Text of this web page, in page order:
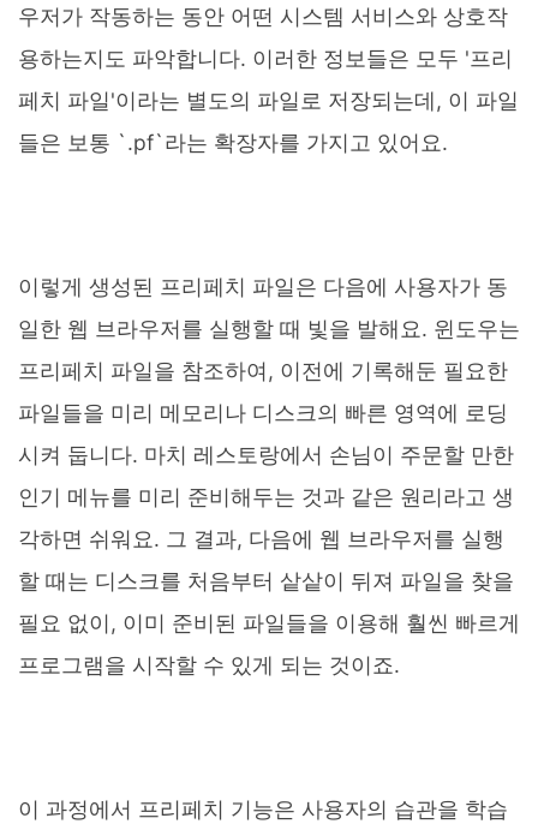
우저가 작동하는 동안 어떤 시스템 서비스와 상호작
용하는지도 파악합니다. 이러한 정보들은 모두 '프리
페치 파일'이라는 별도의 파일로 저장되는데, 이 파일
들은 보통 `.pf`라는 확장자를 가지고 있어요.
이렇게 생성된 프리페치 파일은 다음에 사용자가 동
일한 웹 브라우저를 실행할 때 빛을 발해요. 윈도우는
프리페치 파일을 참조하여, 이전에 기록해둔 필요한
파일들을 미리 메모리나 디스크의 빠른 영역에 로딩
시켜 둡니다. 마치 레스토랑에서 손님이 주문할 만한
인기 메뉴를 미리 준비해두는 것과 같은 원리라고 생
각하면 쉬워요. 그 결과, 다음에 웹 브라우저를 실행
할 때는 디스크를 처음부터 샅샅이 뒤져 파일을 찾을
필요 없이, 이미 준비된 파일들을 이용해 훨씬 빠르게
프로그램을 시작할 수 있게 되는 것이죠.
이 과정에서 프리페치 기능은 사용자의 습관을 학습